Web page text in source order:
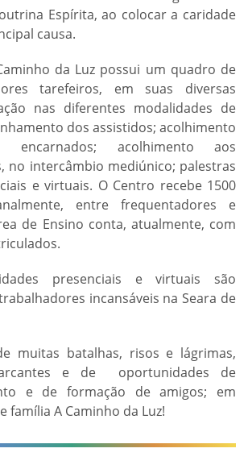
Espírita, ao colocar a caridade
causa.
da Luz possui um quadro de
tarefeiros, em suas diversas
nas diferentes modalidades de
dos assistidos; acolhimento
encarnados; acolhimento aos
no intercâmbio mediúnico; palestras
e virtuais. O Centro recebe 1500
entre frequentadores e
de Ensino conta, atualmente, com
presenciais e virtuais são
incansáveis na Seara de
muitas batalhas, risos e lágrimas,
e de oportunidades de
e de formação de amigos; em
família A Caminho da Luz!